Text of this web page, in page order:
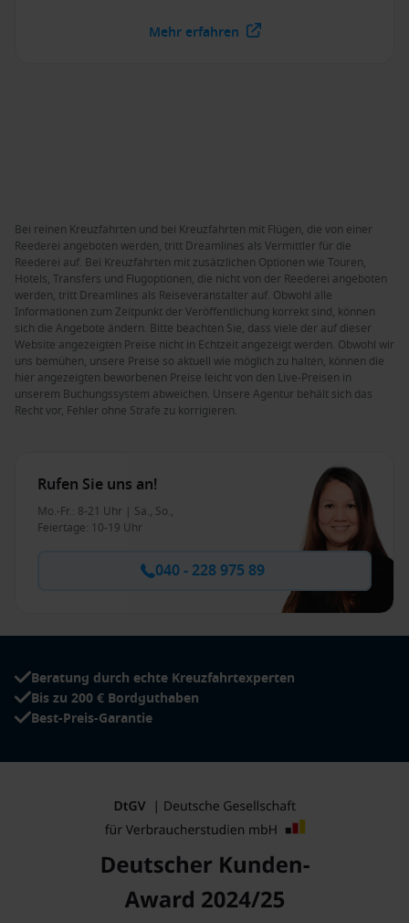
Mehr erfahren
Bei reinen Kreuzfahrten und bei Kreuzfahrten mit Flügen, die von einer
Reederei angeboten werden, tritt Dreamlines als Vermittler für die
Reederei auf. Bei Kreuzfahrten mit zusätzlichen Optionen wie Touren,
Hotels, Transfers und Flugoptionen, die nicht von der Reederei angeboten
werden, tritt Dreamlines als Reiseveranstalter auf. Obwohl alle
Informationen zum Zeitpunkt der Veröffentlichung korrekt sind, können
sich die Angebote ändern. Bitte beachten Sie, dass viele der auf dieser
Website angezeigten Preise nicht in Echtzeit angezeigt werden. Obwohl wir
uns bemühen, unsere Preise so aktuell wie möglich zu halten, können die
hier angezeigten beworbenen Preise leicht von den Live-Preisen in
unserem Buchungssystem abweichen. Unsere Agentur behält sich das
Recht vor, Fehler ohne Strafe zu korrigieren.
Rufen Sie uns an!
Mo.-Fr.: 8-21 Uhr | Sa., So.,
Feiertage: 10-19 Uhr
040 - 228 975 89
Beratung durch echte Kreuzfahrtexperten
Bis zu 200 € Bordguthaben
Best-Preis-Garantie